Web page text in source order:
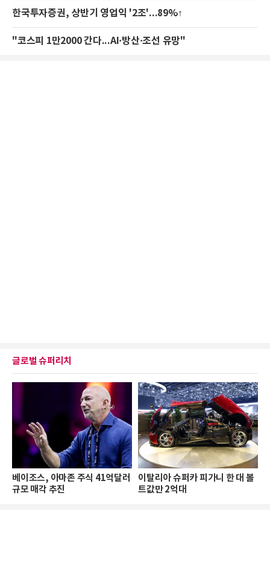
한국투자증권, 상반기 영업익 '2조'...89%↑
"코스피 1만2000 간다...AI·방산·조선 유망"
글로벌 슈퍼리치
베이조스, 아마존 주식 41억달러
규모 매각 추진
이탈리아 슈퍼카 피가니 한 대 볼
트값만 2억대